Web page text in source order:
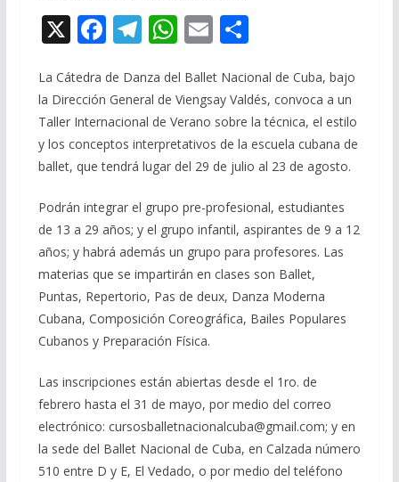
X F
e
b
o
o
k
T
e
gr
a
m
W
at
s
A
p
p
E
ai
l
C
m
p
ar
ti
r
La Cátedra de Danza del Ballet Nacional de Cuba, bajo
la Dirección General de Viengsay Valdés, convoca a un
Taller Internacional de Verano sobre la técnica, el estilo
y los conceptos interpretativos de la escuela cubana de
ballet, que tendrá lugar del 29 de julio al 23 de agosto.
Podrán integrar el grupo pre-profesional, estudiantes
de 13 a 29 años; y el grupo infantil, aspirantes de 9 a 12
años; y habrá además un grupo para profesores. Las
materias que se impartirán en clases son Ballet,
Puntas, Repertorio, Pas de deux, Danza Moderna
Cubana, Composición Coreográfica, Bailes Populares
Cubanos y Preparación Física.
Las inscripciones están abiertas desde el 1ro. de
febrero hasta el 31 de mayo, por medio del correo
electrónico: cursosballetnacionalcuba@gmail.com; y en
la sede del Ballet Nacional de Cuba, en Calzada número
510 entre D y E, El Vedado, o por medio del teléfono